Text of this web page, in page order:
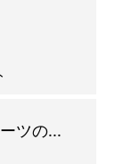
ツの...